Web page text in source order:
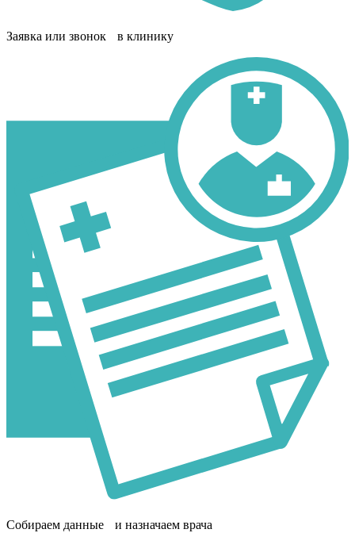
Заявка или звонок в клинику
Собираем данные и назначаем врача